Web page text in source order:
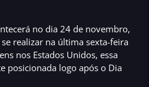
no dia 24 de novembro,
realizar na última sexta-feira
nos Estados Unidos, essa
posicionada logo após o Dia